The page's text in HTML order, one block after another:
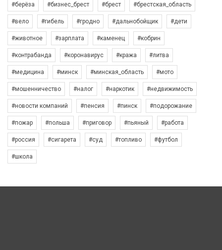
#берёза #бизнес_брест #брест #брестская_область
#вело #гибель #гродно #дальнобойщик #дети
#животное #зарплата #каменец #кобрин
#контрабанда #коронавирус #кража #литва
#медицина #минск #минская_область #мото
#мошенничество #налог #наркотик #недвижимость
#новости компаний #пенсия #пинск #подорожание
#пожар #польша #приговор #пьяный #работа
#россия #сигарета #суд #топливо #футбол
#школа